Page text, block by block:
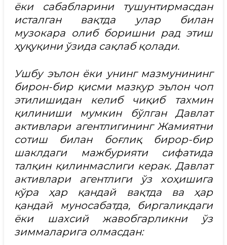
ёки сабабларини тушунтирмасдан
исталган вақтда улар билан
музокара олиб боришни рад этиш
ҳуқуқини ўзида сақлаб қолади.
Ушбу эълон ёки унинг мазмунининг
бирон-бир қисми мазкур эълон чоп
этилишидан келиб чиқиб тахмин
қилиниши мумкин бўлган Давлат
активлари агентлигининг Жамиятни
сотиш билан боғлиқ бирор-бир
шаклдаги мажбурияти сифатида
талқин қилинмаслиги керак. Давлат
активлари агентлиги ўз хоҳишига
кўра ҳар қандай вақтда ва ҳар
қандай муносабатда, биргаликдаги
ёки шахсий жавобгарликни ўз
зиммаларига олмасдан: